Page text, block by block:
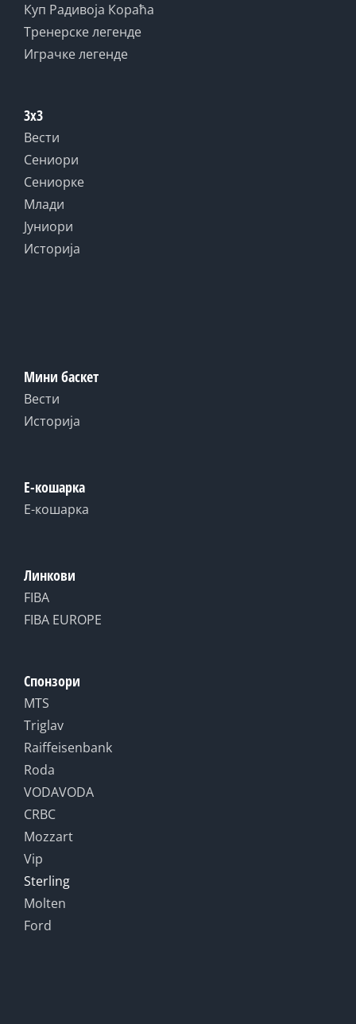
Куп Радивоја Кораћа
Тренерске легенде
Играчке легенде
3x3
Вести
Сениори
Сениорке
Млади
Јуниори
Историја
Мини баскет
Вести
Историја
Е-кошарка
Е-кошарка
Линкови
FIBA
FIBA EUROPE
Спонзори
MTS
Triglav
Raiffeisenbank
Roda
VODAVODA
CRBC
Mozzart
Vip
Sterling
Molten
Ford